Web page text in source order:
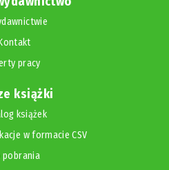
pracy
książki
książek
w formacie CSV
pobrania